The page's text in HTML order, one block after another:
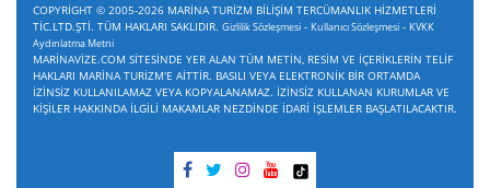
COPYRİGHT © 2005-2026 MARİNA TURİZM BİLİŞİM TERCÜMANLIK HİZMETLERİ
TİC.LTD.ŞTİ. TÜM HAKLARI SAKLIDIR. Gizlilik Sözleşmesi - Kullanıcı Sözleşmesi - KVKK
Aydınlatma Metni
MARİNAVİZE.COM SİTESİNDE YER ALAN TÜM METİN, RESİM VE İÇERİKLERİN TELİF
HAKLARI MARİNA TURİZM'E AİTTİR. BASILI VEYA ELEKTRONİK BİR ORTAMDA
İZİNSİZ KULLANILAMAZ VEYA KOPYALANAMAZ. İZİNSİZ KULLANAN KURUMLAR VE
KİŞİLER HAKKINDA İLGİLİ MAKAMLAR NEZDİNDE İDARİ İŞLEMLER BAŞLATILACAKTIR.